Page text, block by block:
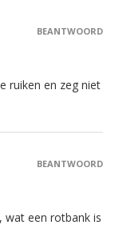
ruiken en zeg niet
BEANTWOORD
wat een rotbank is
BEANTWOORD